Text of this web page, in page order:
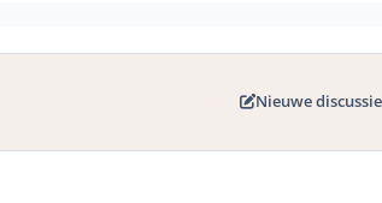
Nieuwe